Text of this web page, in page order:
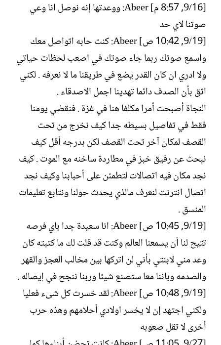
[16/‏9, 8:57 م] Abeer: ووعدتها إنه نوصل انا وعي
صوتنا لاي حد
[19/‏9, 10:42 ص] Abeer: كنت حابه اتواصل معك
واسمع صوتك ربما جاء صوتك في اصعب لحظات حياتي
ولا ادري ان كان القدر يضع في طريقنا ما لا نعرفه . لكني
اثق بأن الصدف دائما تهدينا اجمل الاصدقاء .
النجاة أصبحت أمرا مكلفا هنا في غزة . فنقضي يومنا
فقط في تفاصيل بسيطه جدا كيف نخرج من تحت
القصف لمكان آخر تحت القصف لكن بدرجه أقل كيف
نبحث عن رفيق خبز في مطاردة ساخنه مع الموت . كيف
نجد مكان فيه اتصالات لتطمئن على أحبابنا وكيف نجد
اتصال انترنت لنعرف مالذي يحدث حولنا ونتابع تعليمات
المنسق .
[19/‏9, 10:45 ص] Abeer: انا سعيدة جدا باي فرصه
تتيح لنا أن يسمعنا العالم وكنت قد قلت لك ما كتبته كان
وعد مني لابنتي بأني لن اتركها بين مخالب العجز والقهر
والصدمه وباننا معا ستصنع شيئا وربنا ننجح في إيصاله .
[19/‏9, 10:48 ص] Abeer: لقد خسرت كل شىء فعليا
ولكني اجتهد إن لا يخسر اولادي أحلامهم وهذه حرب
أخرى لا تقل صعوبه